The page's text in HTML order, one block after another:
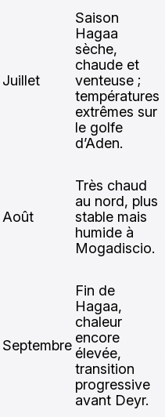
Juillet
Saison
Hagaa
sèche,
chaude et
venteuse ;
températures
extrêmes sur
le golfe
d’Aden.
Août
Très chaud
au nord, plus
stable mais
humide à
Mogadiscio.
Septembre
Fin de
Hagaa,
chaleur
encore
élevée,
transition
progressive
avant Deyr.